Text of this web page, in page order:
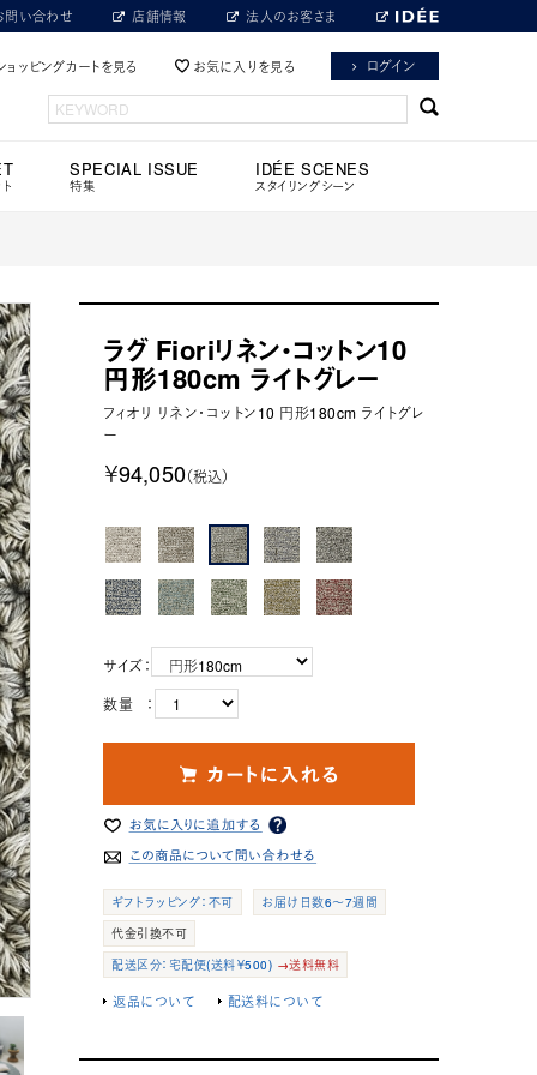
問い合わせ 店舗情報 法人のお客さま
ョッピングカートを見る お気に入りを見る ログイン
SPECIAL ISSUE
特集
IDÉE SCENES
スタイリングシーン
ラグ Fioriリネン・コットン10
円形180cm ライトグレー
フィオリ リネン・コットン10 円形180cm ライトグレ
ー
￥94,050（税込）
サイズ：
数量 ：
ギフトラッピング：不可
お届け日数6～7週間
代金引換不可
配送区分：宅配便(送料￥500) →送料無料
返品について 配送料について